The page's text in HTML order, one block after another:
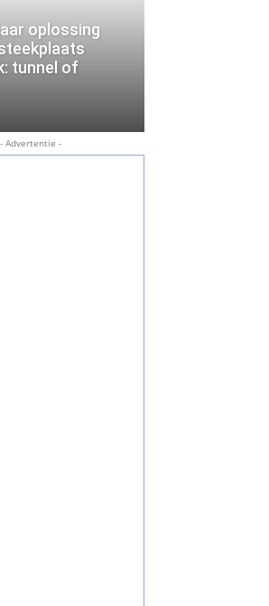
oplossing
tunnel of
- Advertentie -